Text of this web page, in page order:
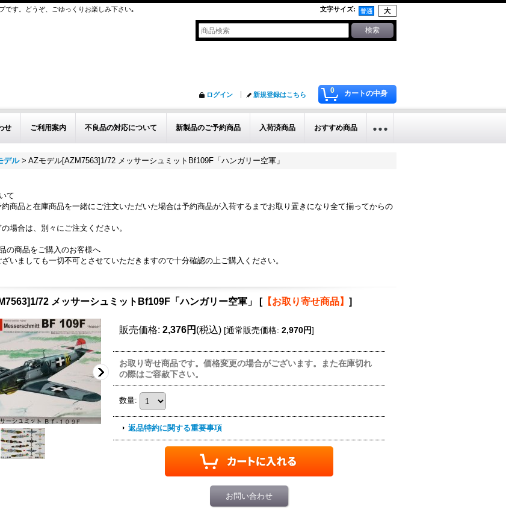
です。どうぞ、ごゆっくりお楽しみ下さい｡ 文字サイズ:
0 カートの中身
ログイン 新規登録はこちら
せ ご利用案内 不良品の対応について 新製品のご予約商品 入荷済商品 おすすめ商品
デル > AZモデル[AZM7563]1/72 メッサーシュミットBf109F「ハンガリー空軍」
て
商品と在庫商品を一緒にご注文いただいた場合は予約商品が入荷するまでお取り置きになり全て揃ってからの
場合は、別々にご注文ください。
の商品をご購入のお客様へ
いましても一切不可とさせていただきますので十分確認の上ご購入ください。
72 メッサーシュミットBf109F「ハンガリー空軍」 [【お取り寄せ商品】 ]
販売価格: 2,376円 (税込) [通常販売価格: 2,970円]
お取り寄せ商品です。価格変更の場合がございます。また在庫切れ
の際はご容赦下さい。
数量:
返品特約に関する重要事項
お問い合わせ